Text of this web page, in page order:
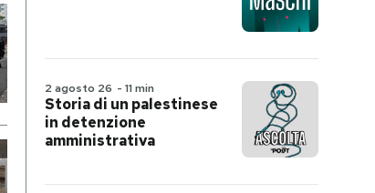
2 agosto 26 - 11 min
Storia di un palestinese
in detenzione
amministrativa